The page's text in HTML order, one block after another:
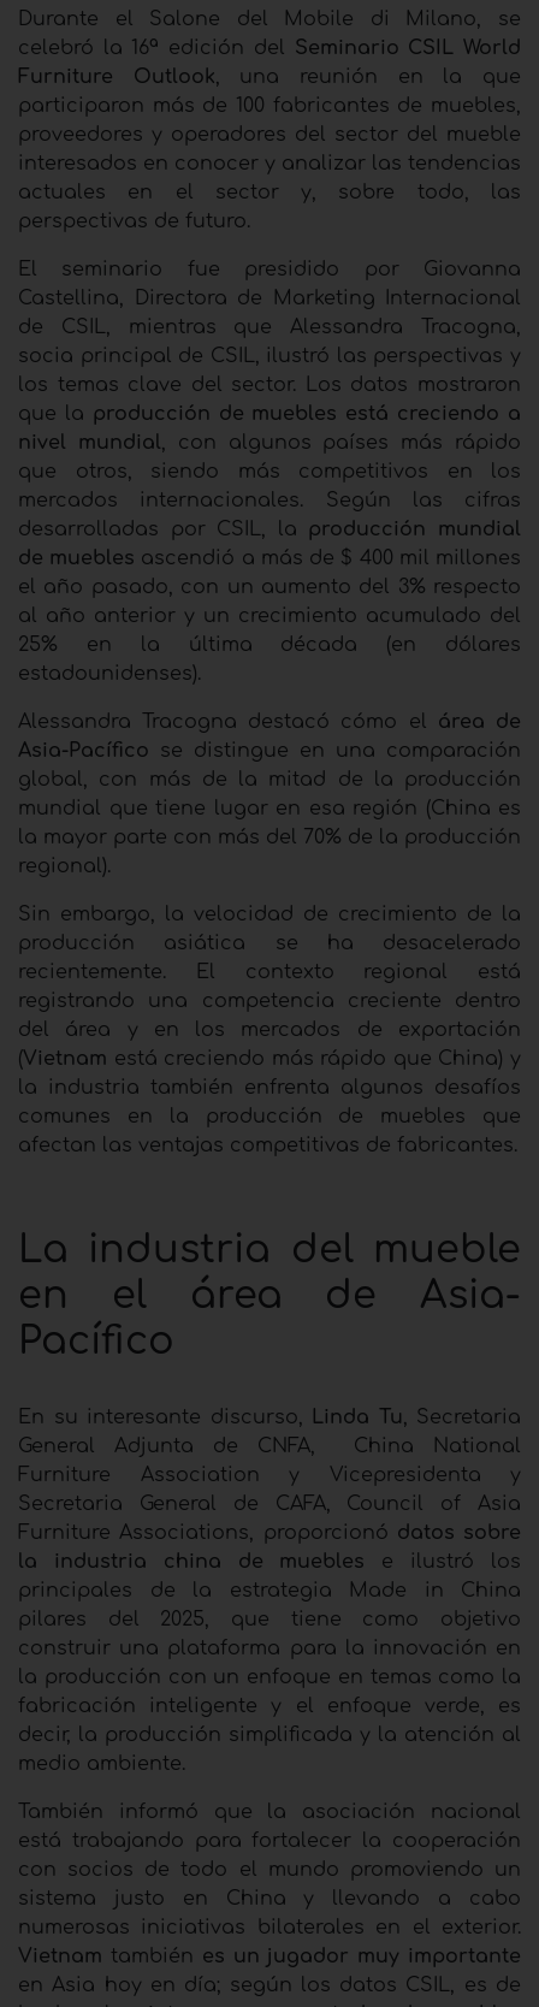
Durante el Salone del Mobile di Milano, se
celebró la 16ª edición del Seminario CSIL World
Furniture Outlook, una reunión en la que
participaron más de 100 fabricantes de muebles,
proveedores y operadores del sector del mueble
interesados ​​en conocer y analizar las tendencias
actuales en el sector y, sobre todo, las
perspectivas de futuro.
El seminario fue presidido por Giovanna
Castellina, Directora de Marketing Internacional
de CSIL, mientras que Alessandra Tracogna,
socia principal de CSIL, ilustró las perspectivas y
los temas clave del sector. Los datos mostraron
que la producción de muebles está creciendo a
nivel mundial, con algunos países más rápido
que otros, siendo más competitivos en los
mercados internacionales. Según las cifras
desarrolladas por CSIL, la producción mundial
de muebles ascendió a más de $ 400 mil millones
el año pasado, con un aumento del 3% respecto
al año anterior y un crecimiento acumulado del
25% en la última década (en dólares
estadounidenses).
Alessandra Tracogna destacó cómo el área de
Asia-Pacífico se distingue en una comparación
global, con más de la mitad de la producción
mundial que tiene lugar en esa región (China es
la mayor parte con más del 70% de la producción
regional).
Sin embargo, la velocidad de crecimiento de la
producción asiática se ha desacelerado
recientemente. El contexto regional está
registrando una competencia creciente dentro
del área y en los mercados de exportación
(Vietnam está creciendo más rápido que China) y
la industria también enfrenta algunos desafíos
comunes en la producción de muebles que
afectan las ventajas competitivas de fabricantes.
La industria del mueble
en el área de Asia-
Pacífico
En su interesante discurso, Linda Tu, Secretaria
General Adjunta de CNFA, ​​ China National
Furniture Association y Vicepresidenta y
Secretaria General de CAFA, Council of Asia
Furniture Associations, proporcionó datos sobre
la industria china de muebles e ilustró los
principales de la estrategia Made in China
pilares del 2025, que tiene como objetivo
construir una plataforma para la innovación en
la producción con un enfoque en temas como la
fabricación inteligente y el enfoque verde, es
decir, la producción simplificada y la atención al
medio ambiente.
También informó que la asociación nacional
está trabajando para fortalecer la cooperación
con socios de todo el mundo promoviendo un
sistema justo en China y llevando a cabo
numerosas iniciativas bilaterales en el exterior.
Vietnam también es un jugador muy importante
en Asia hoy en día; según los datos CSIL, es de